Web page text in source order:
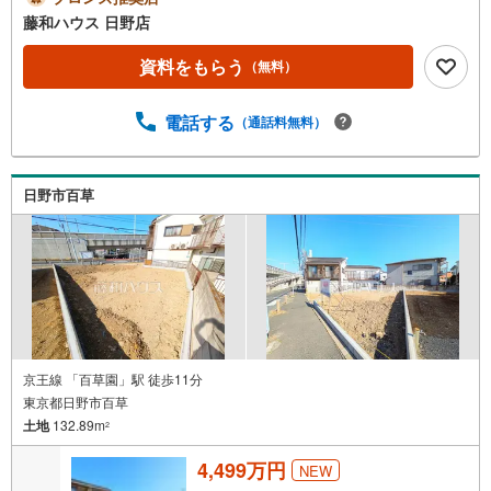
藤和ハウス 日野店
資料をもらう （無料）
電話する （通話料無料）
日野市百草
京王線 「百草園」駅 徒歩11分
東京都日野市百草
土地132.89m2
4,499万円 NEW